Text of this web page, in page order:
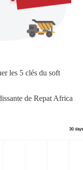
les 5 clés du soft
de Repat Africa